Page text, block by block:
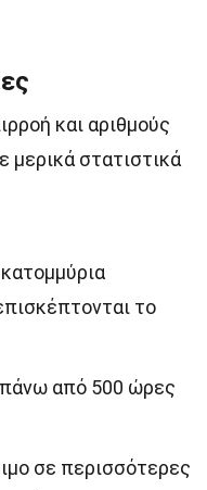
και αριθμούς
στατιστικά
το
πάνω από 500 ώρες
σε περισσότερες